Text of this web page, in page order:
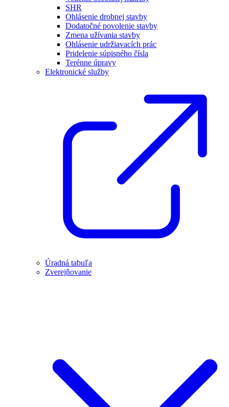
SHR
Ohlásenie drobnej stavby
Dodatočné povolenie stavby
Zmena užívania stavby
Ohlásenie udržiavacích prác
Pridelenie súpisného čísla
Terénne úpravy
Elektronické služby
Úradná tabuľa
Zverejňovanie